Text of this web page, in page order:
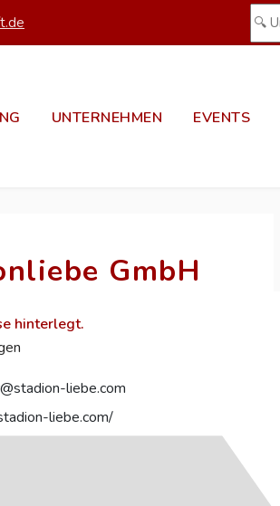
UNTERNEHMEN EVENTS
GmbH
hinterlegt.
liebe.com
liebe.com/